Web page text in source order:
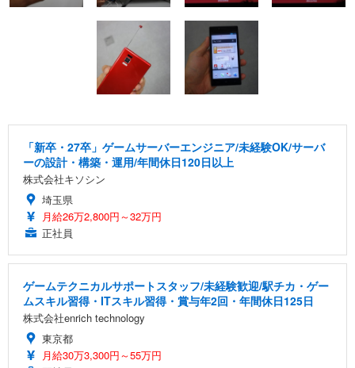
「新卒・27卒」ゲームサーバーエンジニア/未経験OK/サーバ
ーの設計・構築・運用/年間休日120日以上
株式会社キソシン
埼玉県
月給26万2,800円～32万円
正社員
ゲームテクニカルサポートスタッフ/未経験歓迎/駅チカ・ゲー
ムスキル習得・ITスキル習得・賞与年2回・年間休日125日
株式会社enrich technology
東京都
月給30万3,300円～55万円